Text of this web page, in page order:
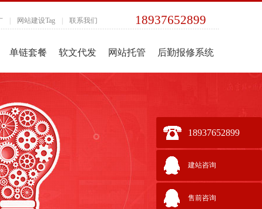
网站建设Tag 联系我们 18937652899
单链套餐 软文代发 网站托管 后勤报修系统
18937652899
建站咨询
售前咨询